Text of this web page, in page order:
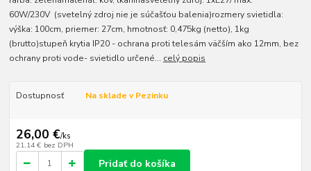
60W/230V (svetelný zdroj nie je súčašťou balenia)rozmery svietidla:
výška: 100cm, priemer: 27cm, hmotnosť: 0,475kg (netto), 1kg
(brutto)stupeň krytia IP20 - ochrana proti telesám väčším ako 12mm, bez
ochrany proti vode- svietidlo určené... celý popis
Dostupnosť Na sklade v Pezinku
26,00 €/ks
21,14 € bez DPH
Pridať do košíka